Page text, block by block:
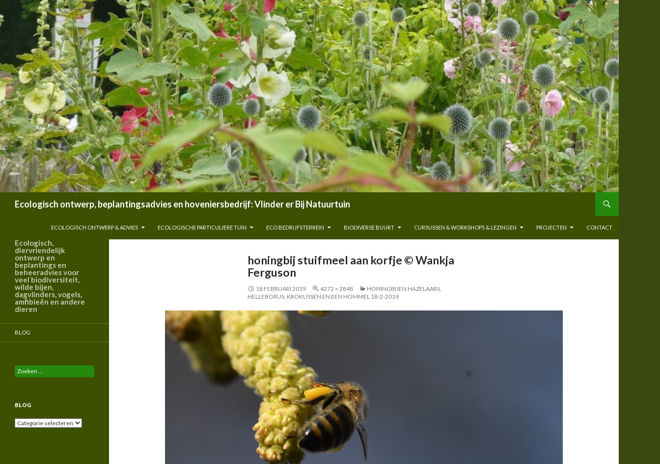
Ecologisch ontwerp, beplantingsadvies en hoveniersbedrijf: Vlinder er Bij Natuurtuin
ECOLOGISCH ONTWERP & ADVIES
ECOLOGISCHE PARTICULIERE TUIN ECO BEDRIJFSTERREIN BIODIVERSE BUURT CURSUSSEN & WORKSHOPS & LEZINGEN PROJECTEN CONTACT
honingbij stuifmeel aan korfje © Wankja
Ferguson
18 FEBRUARI 2019 4272 × 2848
HONINGBIJEN HAZELAARS,
HELLEBORUS, KROKUSSEN EN EEN HOMMEL 18-2-2019
Ecologisch,
diervriendelijk
ontwerp en
beplantings en
beheeradvies voor
veel biodiversiteit,
wilde bijen,
dagvlinders, vogels,
amfibieën en andere
dieren
BLOG
Zoeken
naar:
BLOG
Blog